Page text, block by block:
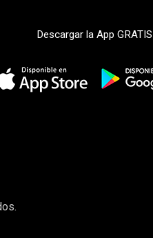
Descargar la App GRATIS